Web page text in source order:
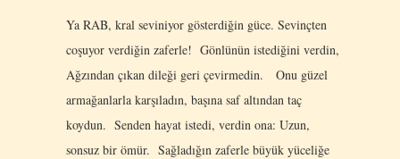
Ya RAB, kral seviniyor gösterdiğin güce. Sevinçten
coşuyor verdiğin zaferle! Gönlünün istediğini verdin,
Ağzından çıkan dileği geri çevirmedin. Onu güzel
armağanlarla karşıladın, başına saf altından taç
koydun. Senden hayat istedi, verdin ona: Uzun,
sonsuz bir ömür. Sağladığın zaferle büyük yüceliğe